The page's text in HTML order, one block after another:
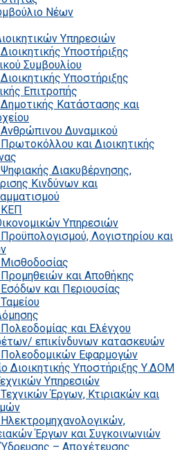
Νέων
Υπηρεσιών
Υποστήριξης
Συμβουλίου
Υποστήριξης
Επιτροπής
Κατάστασης και
Δυναμικού
και Διοικητικής
Διακυβέρνησης,
Κινδύνων και
Υπηρεσιών
Λογιστηρίου και
και Αποθήκης
και Περιουσίας
και Ελέγχου
επικίνδυνων κατασκευών
Εφαρμογών
Διοικητικής Υποστήριξης Υ.ΔΟΜ
Υπηρεσιών
Έργων, Κτιριακών και
Έργων και Συγκοινωνιών
– Αποχέτευσης